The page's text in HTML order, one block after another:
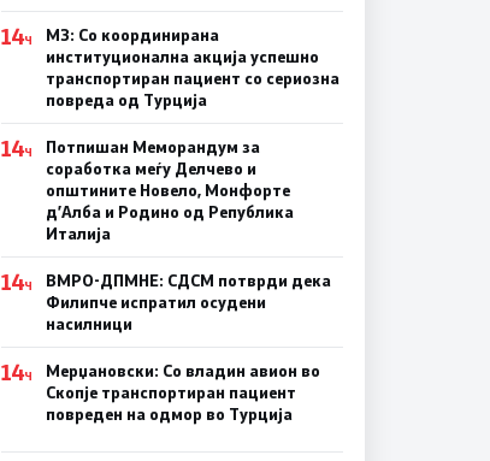
14Ч
МЗ: Со координирана
институционална акција успешно
транспортиран пациент со сериозна
повреда од Турција
14Ч
Потпишан Меморандум за
соработка меѓу Делчево и
општините Новело, Монфорте
д’Алба и Родино од Република
Италија
14Ч
ВМРО-ДПМНЕ: СДСM потврди дека
Филипче испратил осудени
насилници
14Ч
Мерџановски: Со владин авион во
Скопје транспортиран пациент
повреден на одмор во Турција